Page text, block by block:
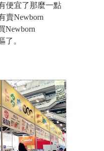
便宜了那麼一點
賣Newborn
Newborn
了。